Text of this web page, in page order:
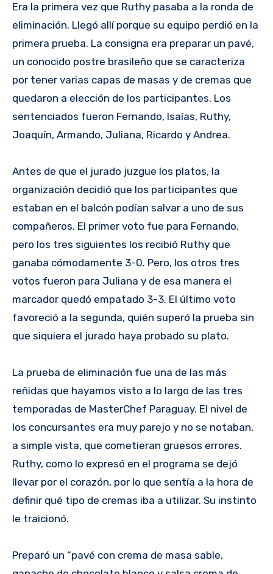
Era la primera vez que Ruthy pasaba a la ronda de
eliminación. Llegó allí porque su equipo perdió en la
primera prueba. La consigna era preparar un pavé,
un conocido postre brasileño que se caracteriza
por tener varias capas de masas y de cremas que
quedaron a elección de los participantes. Los
sentenciados fueron Fernando, Isaías, Ruthy,
Joaquín, Armando, Juliana, Ricardo y Andrea.
Antes de que el jurado juzgue los platos, la
organización decidió que los participantes que
estaban en el balcón podían salvar a uno de sus
compañeros. El primer voto fue para Fernando,
pero los tres siguientes los recibió Ruthy que
ganaba cómodamente 3-0. Pero, los otros tres
votos fueron para Juliana y de esa manera el
marcador quedó empatado 3-3. El último voto
favoreció a la segunda, quién superó la prueba sin
que siquiera el jurado haya probado su plato.
La prueba de eliminación fue una de las más
reñidas que hayamos visto a lo largo de las tres
temporadas de MasterChef Paraguay. El nivel de
los concursantes era muy parejo y no se notaban,
a simple vista, que cometieran gruesos errores.
Ruthy, como lo expresó en el programa se dejó
llevar por el corazón, por lo que sentía a la hora de
definir qué tipo de cremas iba a utilizar. Su instinto
le traicionó.
Preparó un “pavé con crema de masa sable,